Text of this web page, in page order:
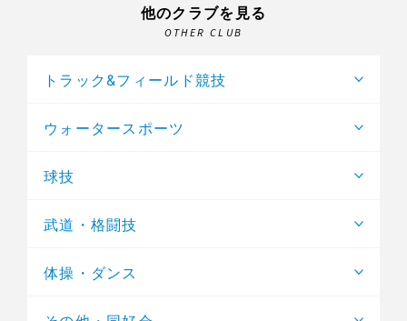
他のクラブを見る
OTHER CLUB
トラック&フィールド競技
ウォータースポーツ
球技
武道・格闘技
体操・ダンス